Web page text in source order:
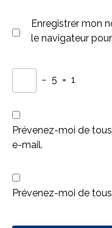
Enregistrer mon
le navigateur
− 5 = 1
Prévenez-moi de
e-mail.
Prévenez-moi de